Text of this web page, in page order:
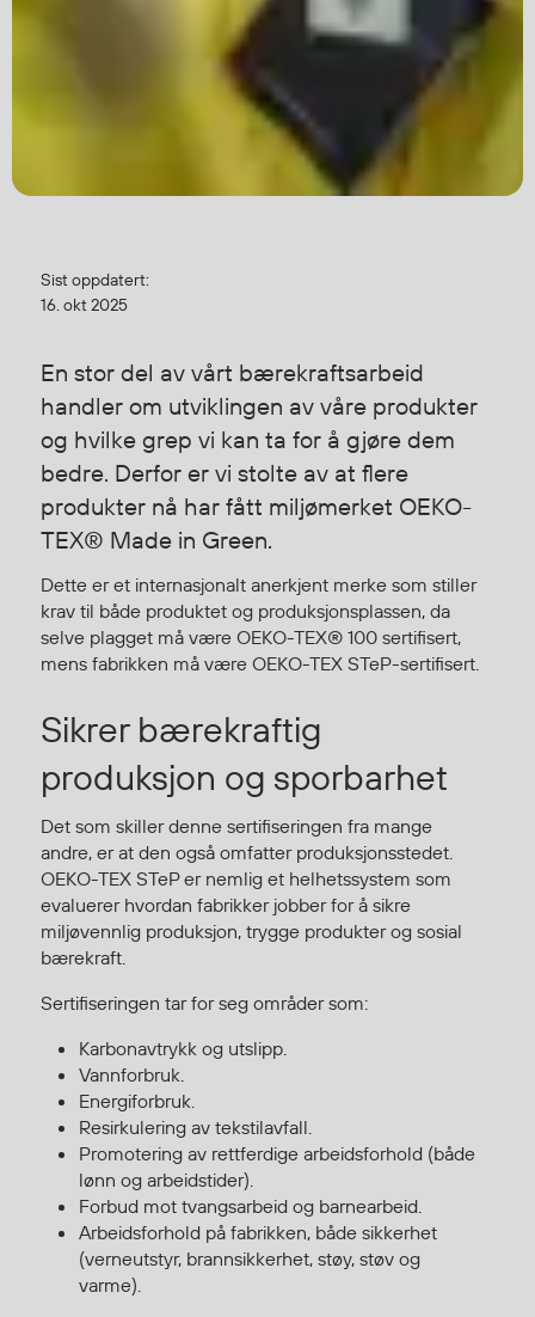
Vester
Kjeledresser
Shortser
Ryggsekker
Tilbehør
Verneutstyr
Hodevern
Hørselvern
Øye- og ansiktsvern
Åndedrettsvern
Korttidsdresser
Hodelykter
Gassmålere
Regnklær
Regnfrakker
Selebukser
Flyt- og redningsprodukter
med
Sist oppdatert:
16. okt 2025
En stor del av vårt bærekraftsarbeid
handler om utviklingen av våre produkter
og hvilke grep vi kan ta for å gjøre dem
bedre. Derfor er vi stolte av at flere
produkter nå har fått miljømerket OEKO-
TEX® Made in Green.
Dette er et internasjonalt anerkjent merke som stiller
krav til både produktet og produksjonsplassen, da
selve plagget må være OEKO-TEX® 100 sertifisert,
mens fabrikken må være OEKO-TEX STeP-sertifisert.
Sikrer bærekraftig
produksjon og sporbarhet
Det som skiller denne sertifiseringen fra mange
andre, er at den også omfatter produksjonsstedet.
OEKO-TEX STeP er nemlig et helhetssystem som
evaluerer hvordan fabrikker jobber for å sikre
miljøvennlig produksjon, trygge produkter og sosial
bærekraft.
Sertifiseringen tar for seg områder som:
Karbonavtrykk og utslipp.
Vannforbruk.
Energiforbruk.
Resirkulering av tekstilavfall.
Promotering av rettferdige arbeidsforhold (både
lønn og arbeidstider).
Forbud mot tvangsarbeid og barnearbeid.
Arbeidsforhold på fabrikken, både sikkerhet
(verneutstyr, brannsikkerhet, støy, støv og
varme).